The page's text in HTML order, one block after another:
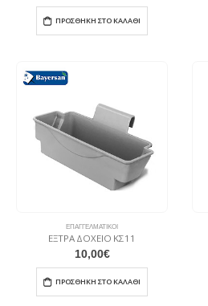
ΠΡΟΣΘΉΚΗ ΣΤΟ ΚΑΛΆΘΙ
ΕΠΑΓΓΕΛΜΑΤΙΚΟΊ
ΕΞΤΡΑ ΔΟΧΕΙΟ ΚΣ11
10,00€
ΠΡΟΣΘΉΚΗ ΣΤΟ ΚΑΛΆΘΙ